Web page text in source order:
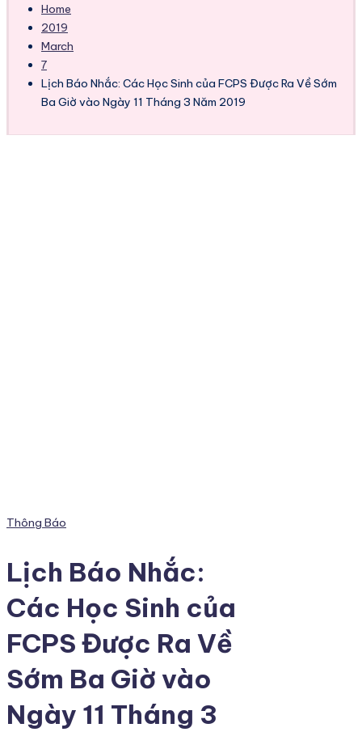
Home
2019
March
7
Lịch Báo Nhắc: Các Học Sinh của FCPS Được Ra Về Sớm
Ba Giờ vào Ngày 11 Tháng 3 Năm 2019
Posted
Thông Báo
Lịch Báo Nhắc:
Các Học Sinh của
FCPS Được Ra Về
Sớm Ba Giờ vào
Ngày 11 Tháng 3